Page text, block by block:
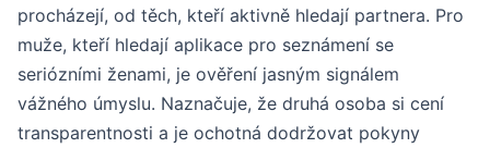
procházejí, od těch, kteří aktivně hledají partnera. Pro
muže, kteří hledají aplikace pro seznámení se
seriózními ženami, je ověření jasným signálem
vážného úmyslu. Naznačuje, že druhá osoba si cení
transparentnosti a je ochotná dodržovat pokyny